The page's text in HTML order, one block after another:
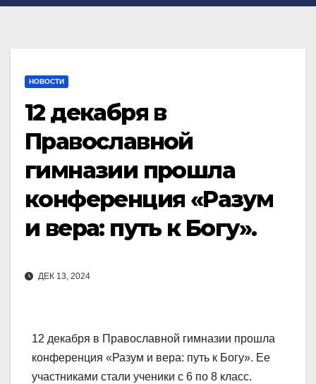
НОВОСТИ
12 декабря в
Православной
гимназии прошла
конференция «Разум
и вера: путь к Богу».
ДЕК 13, 2024
12 декабря в Православной гимназии прошла
конференция «Разум и вера: путь к Богу». Ее
участниками стали ученики с 6 по 8 класс.